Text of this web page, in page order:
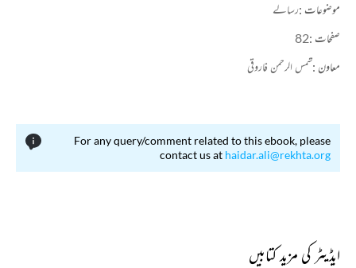
موضوعات :رسالے
صفحات :82
معاون :شمس الرحمن فاروقی
For any query/comment related to this ebook, please
contact us at haidar.ali@rekhta.org
ایڈیٹر کی مزید کتابیں